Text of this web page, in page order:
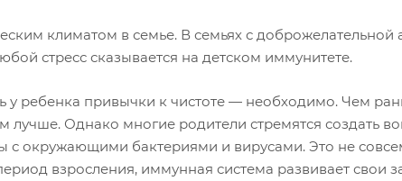
климатом в семье. В семьях с
стресс сказывается на детском иммунитете.
у ребенка привычки к чистоте — необходимо. Чем
лучше. Однако многие родители стремятся создать
с окружающими бактериями и вирусами. Это не
взросления, иммунная система развивает свои